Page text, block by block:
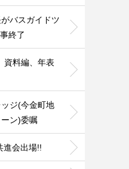
がバスガイドツ
終了
資料編、年表
ジ(今金町地
ン)委嘱
進会出場!!